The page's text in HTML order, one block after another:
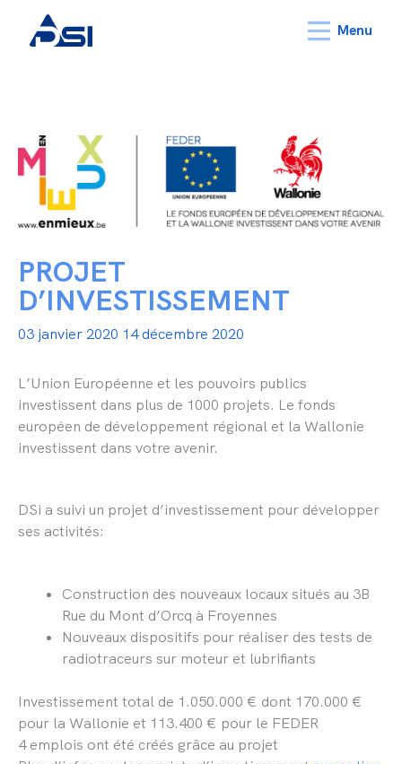
Menu
PROJET
D’INVESTISSEMENT
03 janvier 2020 14 décembre 2020
L’Union Européenne et les pouvoirs publics
investissent dans plus de 1000 projets. Le fonds
européen de développement régional et la Wallonie
investissent dans votre avenir.
DSi a suivi un projet d’investissement pour développer
ses activités:
Construction des nouveaux locaux situés au 3B
Rue du Mont d’Orcq à Froyennes
Nouveaux dispositifs pour réaliser des tests de
radiotraceurs sur moteur et lubrifiants
Investissement total de 1.050.000 € dont 170.000 €
pour la Wallonie et 113.400 € pour le FEDER
4 emplois ont été créés grâce au projet